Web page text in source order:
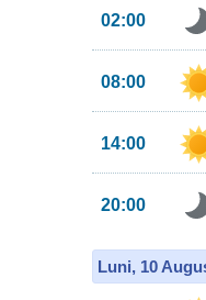
02:00
08:00
14:00
20:00
Luni, 10